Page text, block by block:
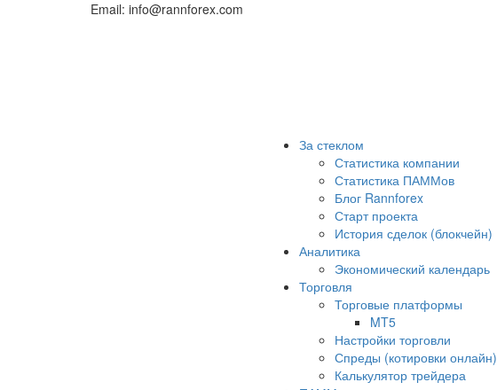
Email: info@rannforex.com
За стеклом
Статистика компании
Статистика ПАММов
Блог Rannforex
Старт проекта
История сделок (блокчейн)
Аналитика
Экономический календарь
Торговля
Торговые платформы
MT5
Настройки торговли
Спреды (котировки онлайн)
Калькулятор трейдера